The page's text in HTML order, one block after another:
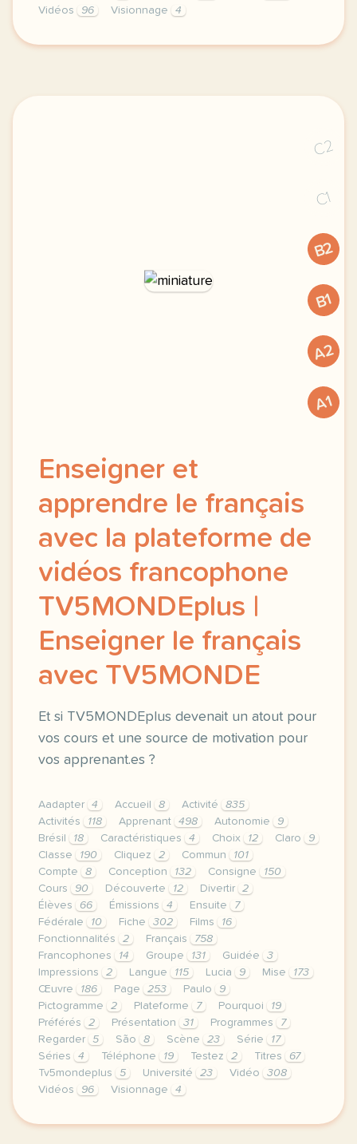
Vidéos
96 Visionnage 4
continuer sans accepter le respect de votre vie
C2
C1
B2
B1
A2
A1
Enseigner et
apprendre le français
avec la plateforme de
vidéos francophone
TV5MONDEplus |
Enseigner le français
avec TV5MONDE
Et si TV5MONDEplus devenait un atout pour
vos cours et une source de motivation pour
vos apprenant.es ?
Aadapter 4 Accueil 8 Activité
835
Activités
118 Apprenant 498 Autonomie
9
Brésil
18 Caractéristiques 4 Choix 12 Claro
9
Classe
190 Cliquez 2 Commun
101
Compte
8 Conception 132 Consigne
150
Cours
90 Découverte 12 Divertir
2
Élèves
66 Émissions 4 Ensuite
7
Fédérale
10 Fiche 302 Films
16
Fonctionnalités
2 Français
758
Francophones
14 Groupe 131 Guidée
3
Impressions
2 Langue 115 Lucia 9 Mise
173
Œuvre
186 Page 253 Paulo
9
Pictogramme
2 Plateforme 7 Pourquoi
19
Préférés
2 Présentation 31 Programmes
7
Regarder
5 São 8 Scène 23 Série
17
Séries
4 Téléphone 19 Testez 2 Titres
67
Tv5mondeplus
5 Université 23 Vidéo
308
Vidéos
96 Visionnage 4
le respect de votre vie privee est une priorite